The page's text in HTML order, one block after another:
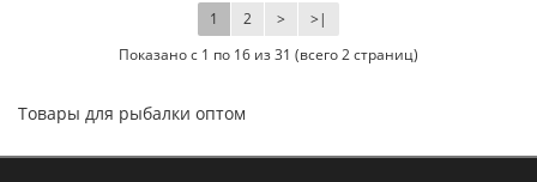
1 2 > >|
Показано с 1 по 16 из 31 (всего 2 страниц)
Товары для рыбалки оптом